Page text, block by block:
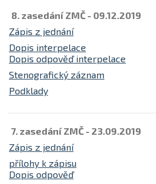
8. zasedání ZMČ - 09.12.2019
Zápis z jednání
Dopis interpelace
Dopis odpověď interpelace
Stenografický záznam
Podklady
7. zasedání ZMČ - 23.09.2019
Zápis z jednání
přílohy k zápisu
Dopis odpověď